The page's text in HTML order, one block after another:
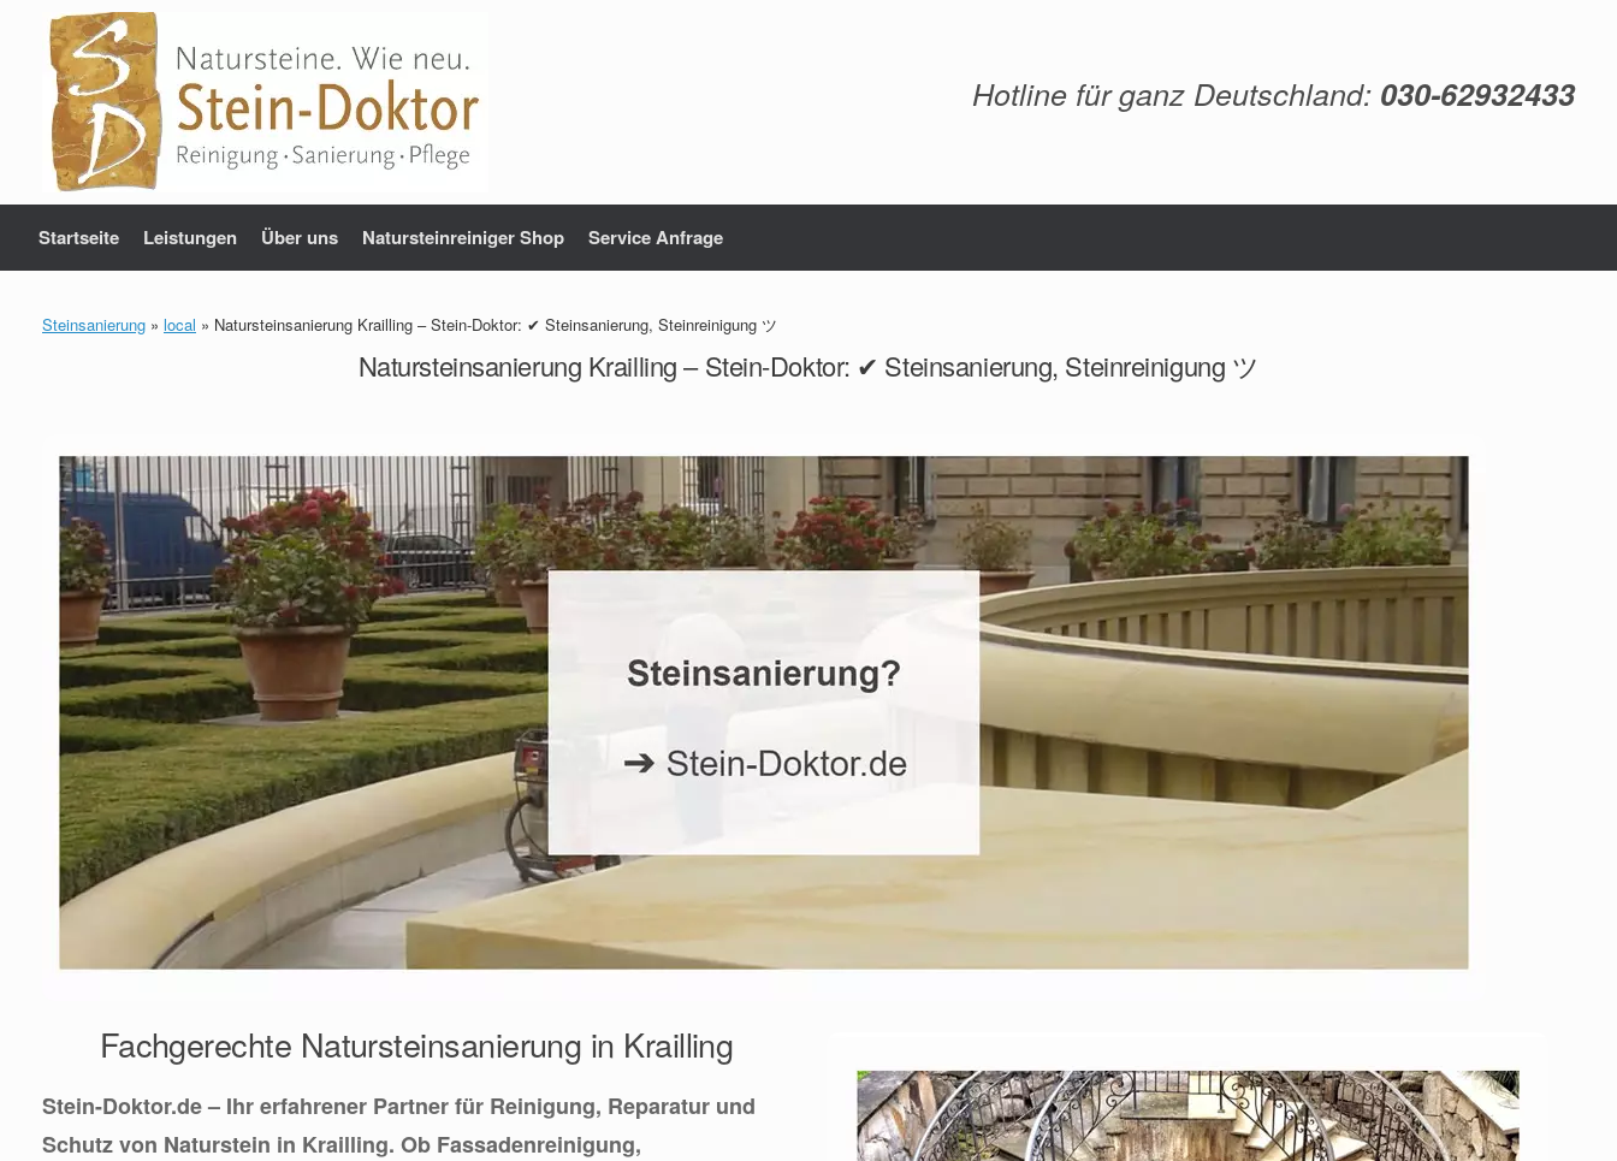
springen
Hotline für ganz Deutschland: 030-62932433
Startseite Leistungen Über uns Natursteinreiniger Shop Service Anfrage
Steinsanierung » local » Natursteinsanierung Krailling – Stein-Doktor: ✔ Steinsanierung, Steinreinigung ツ
Natursteinsanierung Krailling – Stein-Doktor: ✔ Steinsanierung, Steinreinigung ツ
Fachgerechte Natursteinsanierung in Krailling
Stein-Doktor.de – Ihr erfahrener Partner für Reinigung, Reparatur und
Schutz von Naturstein in Krailling. Ob Fassadenreinigung,